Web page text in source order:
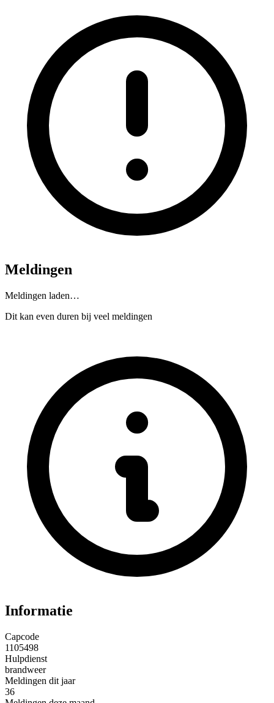
Meldingen
Meldingen laden…
Dit kan even duren bij veel meldingen
Informatie
Capcode
1105498
Hulpdienst
brandweer
Meldingen dit jaar
36